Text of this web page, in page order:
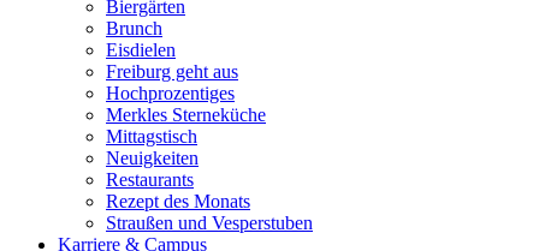
Biergärten
Brunch
Eisdielen
Freiburg geht aus
Hochprozentiges
Merkles Sterneküche
Mittagstisch
Neuigkeiten
Restaurants
Rezept des Monats
Straußen und Vesperstuben
Karriere & Campus